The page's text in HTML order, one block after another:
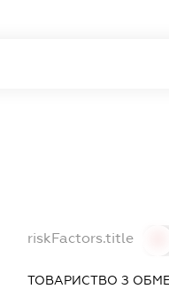
riskFactors.title
ТОВАРИСТВО З